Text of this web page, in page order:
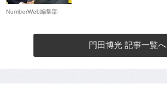
NumberWeb編集部
門田博光 記事一覧へ